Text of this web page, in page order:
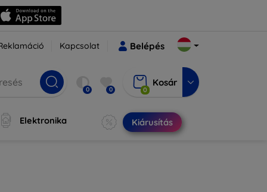
Kapcsolat Belépés
0 0 0
Kosár
Elektronika Kiárusítás